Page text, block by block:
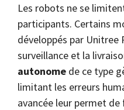
Les robots ne se
participants. Certains
développés par
surveillance et la
autonome de ce type
limitant les erreurs
avancée leur permet